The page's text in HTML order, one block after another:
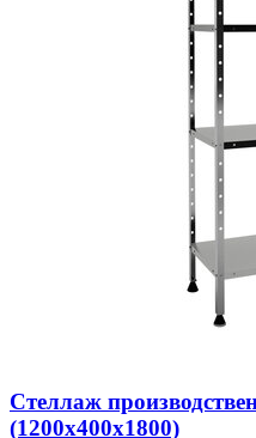
Стеллаж
(1200х400х1800)